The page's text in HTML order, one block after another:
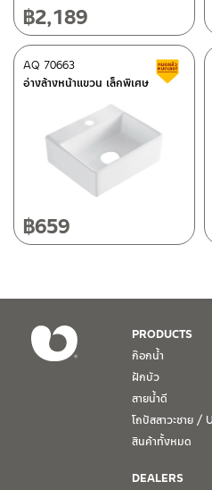
โทร: 02-358-0080 / 080-075-
ศูนย์บริการและอะไหล่ เชียงใหม่
118/33 โครงการอรสิริน ม.8 ต.สันปู
โทร: 080-075-2626
วันและเวลาทำการ
วันจันทร์ – วันศุกร์ เวลา 8:30-
วันเสาร์ เวลา 8:30-15:00 น.
1. การรับประกัน จะต้องมีหลักฐานกา
ขอตรวจสอบโดยนับวันซื้อขายเป็นสำ
เงื่อนไขการรับประกันสินค้าได้ หากไม่
2. การรับประกันสินค้า จะรับประกันฉ
ปกติ หากมีตำหนิ ชำรุด ร้าว ตกพื้น ห
ติดต่อ ชาญไพบูลย์ / Contact Us
฿2,189
อ่างล้างหน้าแขวน เล็กพิเศษ
AQ 70663
฿659
PRODUCTS
ก๊อกน้ำ
ฝักบัว
สายน้ำดี
โถปัสสาวะชาย /
สินค้าทั้งหมด
DEALERS